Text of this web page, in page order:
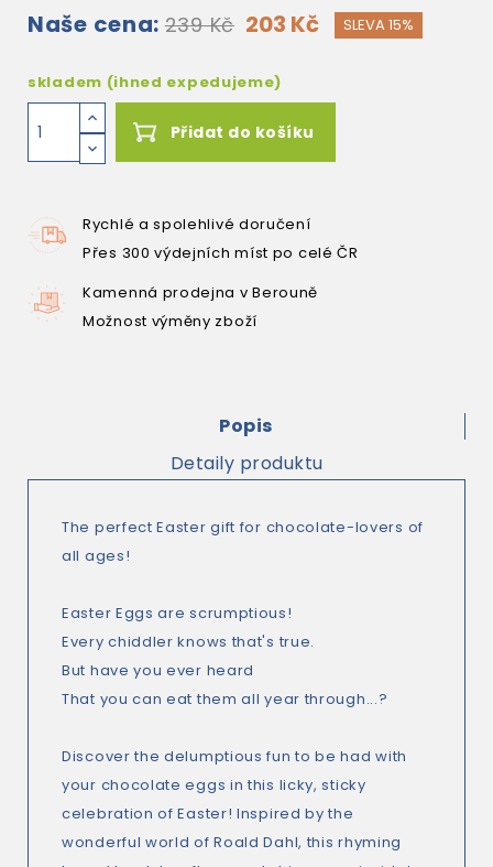
Naše cena: 239 Kč 203 Kč SLEVA 15%
skladem (ihned expedujeme)
Přidat do košíku
Rychlé a spolehlivé doručení
Přes 300 výdejních míst po celé ČR
Kamenná prodejna v Berouně
Možnost výměny zboží
Popis
Detaily produktu
The perfect Easter gift for chocolate-lovers of
all ages!
Easter Eggs are scrumptious!
Every chiddler knows that's true.
But have you ever heard
That you can eat them all year through...?
Discover the delumptious fun to be had with
your chocolate eggs in this licky, sticky
celebration of Easter! Inspired by the
wonderful world of Roald Dahl, this rhyming